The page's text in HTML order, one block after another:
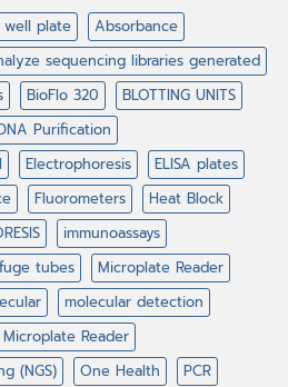
plate
Absorbance
sequencing libraries generated
BioFlo 320
BLOTTING UNITS
Purification
Electrophoresis
ELISA plates
Fluorometers
Heat Block
immunoassays
tubes
Microplate Reader
molecular detection
Reader
(NGS)
One Health
PCR